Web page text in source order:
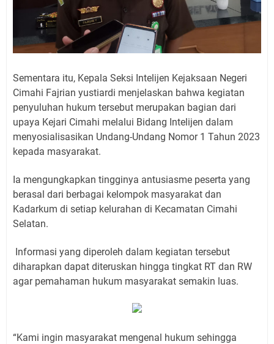
Sementara itu, Kepala Seksi Intelijen Kejaksaan Negeri
Cimahi Fajrian yustiardi menjelaskan bahwa kegiatan
penyuluhan hukum tersebut merupakan bagian dari
upaya Kejari Cimahi melalui Bidang Intelijen dalam
menyosialisasikan Undang-Undang Nomor 1 Tahun 2023
kepada masyarakat.
Ia mengungkapkan tingginya antusiasme peserta yang
berasal dari berbagai kelompok masyarakat dan
Kadarkum di setiap kelurahan di Kecamatan Cimahi
Selatan.
Informasi yang diperoleh dalam kegiatan tersebut
diharapkan dapat diteruskan hingga tingkat RT dan RW
agar pemahaman hukum masyarakat semakin luas.
“Kami ingin masyarakat mengenal hukum sehingga